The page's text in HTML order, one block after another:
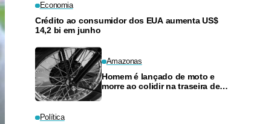
Economia
Crédito ao consumidor dos EUA aumenta US$
14,2 bi em junho
Amazonas
Homem é lançado de moto e
morre ao colidir na traseira de
Política